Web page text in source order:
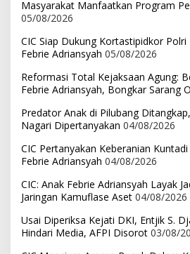
Masyarakat Manfaatkan Program
05/08/2026
CIC Siap Dukung Kortastipidkor
Febrie Adriansyah 05/08/2026
Reformasi Total Kejaksaan Agung:
Febrie Adriansyah, Bongkar Sarang
Predator Anak di Pilubang
Nagari Dipertanyakan 04/08/2026
CIC Pertanyakan Keberanian
Febrie Adriansyah 04/08/2026
CIC: Anak Febrie Adriansyah Layak
Jaringan Kamuflase Aset 04/08/2026
Usai Diperiksa Kejati DKI, Entjik S.
Hindari Media, AFPI Disorot 03/08/